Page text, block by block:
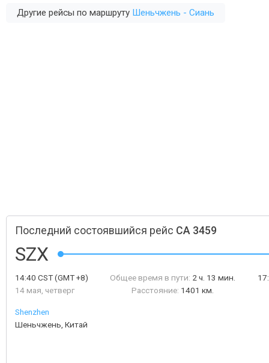
Другие рейсы по маршруту Шеньчжень - Сиань
Последний состоявшийся рейс CA 3459
SZX
14:40 CST(GMT +8)
14 мая, четверг
Общее время в пути: 2 ч. 13 мин.
Расстояние: 1401 км.
Shenzhen
Шеньчжень, Китай